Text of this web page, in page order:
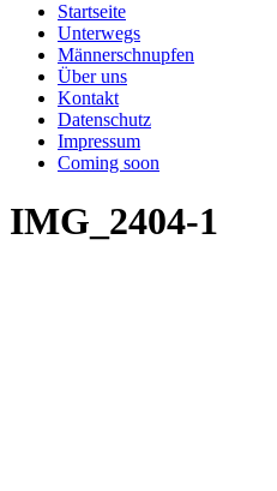
Startseite
Unterwegs
Männerschnupfen
Über uns
Kontakt
Datenschutz
Impressum
Coming soon
IMG_2404-1